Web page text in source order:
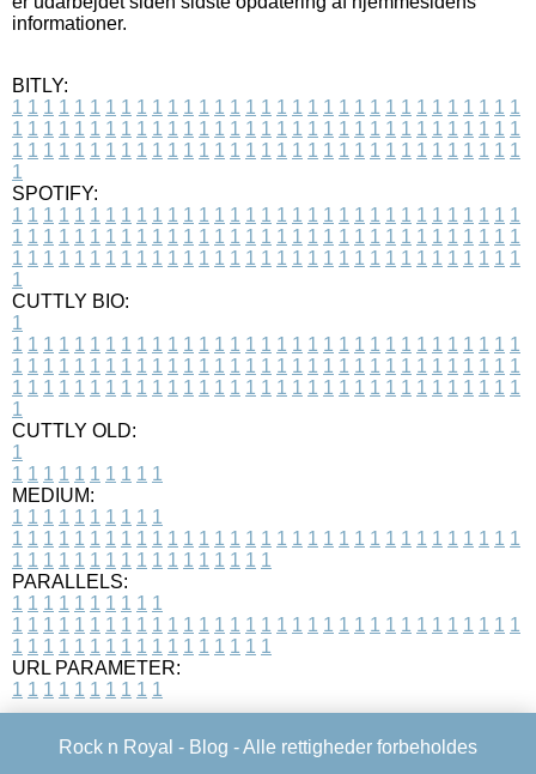
informationer.
BITLY:
1 1 1 1 1 1 1 1 1 1 1 1 1 1 1 1 1 1 1 1 1 1 1 1 1 1 1 1 1 1 1 1 1
1 1 1 1 1 1 1 1 1 1 1 1 1 1 1 1 1 1 1 1 1 1 1 1 1 1 1 1 1 1 1 1 1
1 1 1 1 1 1 1 1 1 1 1 1 1 1 1 1 1 1 1 1 1 1 1 1 1 1 1 1 1 1 1 1 1
1
SPOTIFY:
1 1 1 1 1 1 1 1 1 1 1 1 1 1 1 1 1 1 1 1 1 1 1 1 1 1 1 1 1 1 1 1 1
1 1 1 1 1 1 1 1 1 1 1 1 1 1 1 1 1 1 1 1 1 1 1 1 1 1 1 1 1 1 1 1 1
1 1 1 1 1 1 1 1 1 1 1 1 1 1 1 1 1 1 1 1 1 1 1 1 1 1 1 1 1 1 1 1 1
1
CUTTLY BIO:
1
1 1 1 1 1 1 1 1 1 1 1 1 1 1 1 1 1 1 1 1 1 1 1 1 1 1 1 1 1 1 1 1 1
1 1 1 1 1 1 1 1 1 1 1 1 1 1 1 1 1 1 1 1 1 1 1 1 1 1 1 1 1 1 1 1 1
1 1 1 1 1 1 1 1 1 1 1 1 1 1 1 1 1 1 1 1 1 1 1 1 1 1 1 1 1 1 1 1 1
1
CUTTLY OLD:
1
1 1 1 1 1 1 1 1 1 1
MEDIUM:
1 1 1 1 1 1 1 1 1 1
1 1 1 1 1 1 1 1 1 1 1 1 1 1 1 1 1 1 1 1 1 1 1 1 1 1 1 1 1 1 1 1 1
1 1 1 1 1 1 1 1 1 1 1 1 1 1 1 1 1
PARALLELS:
1 1 1 1 1 1 1 1 1 1
1 1 1 1 1 1 1 1 1 1 1 1 1 1 1 1 1 1 1 1 1 1 1 1 1 1 1 1 1 1 1 1 1
1 1 1 1 1 1 1 1 1 1 1 1 1 1 1 1 1
URL PARAMETER:
1 1 1 1 1 1 1 1 1 1
Rock n Royal - Blog - Alle rettigheder forbeholdes